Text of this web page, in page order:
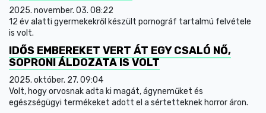
2025. november. 03. 08:22
12 év alatti gyermekekről készült pornográf tartalmú felvétele
is volt.
IDŐS EMBEREKET VERT ÁT EGY CSALÓ NŐ,
SOPRONI ÁLDOZATA IS VOLT
2025. október. 27. 09:04
Volt, hogy orvosnak adta ki magát, ágyneműket és
egészségügyi termékeket adott el a sértetteknek horror áron.